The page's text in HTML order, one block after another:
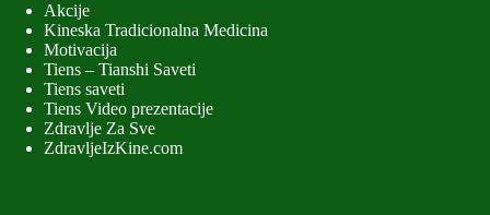
Akcije
Kineska Tradicionalna Medicina
Motivacija
Tiens – Tianshi Saveti
Tiens saveti
Tiens Video prezentacije
Zdravlje Za Sve
ZdravljeIzKine.com